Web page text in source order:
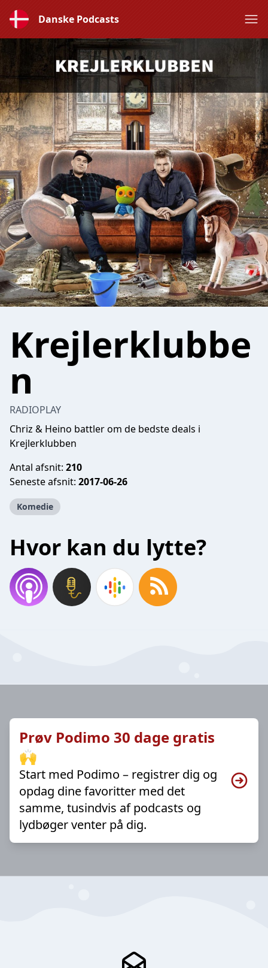
Danske Podcasts
Krejlerklubbe
n
RADIOPLAY
Chriz & Heino battler om de bedste deals i
Krejlerklubben
Antal afsnit: 210
Seneste afsnit: 2017-06-26
Komedie
Hvor kan du lytte?
Prøv Podimo 30 dage gratis
🙌
Start med Podimo – registrer dig og
opdag dine favoritter med det
samme, tusindvis af podcasts og
lydbøger venter på dig.